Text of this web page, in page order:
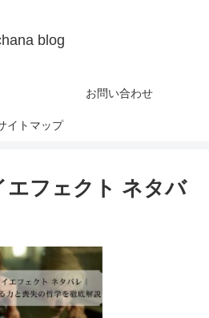
blog
お問い合わせ
イトマップ
エフェクト ネタバ